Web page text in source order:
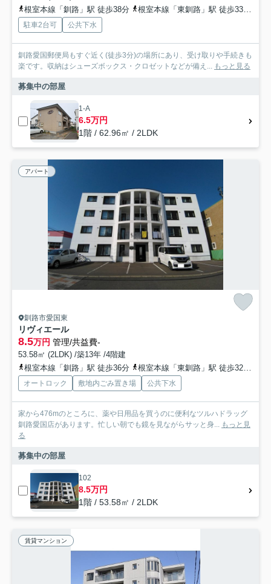
根室本線「釧路」駅 徒歩38分
根室本線「東釧路」駅 徒歩33分
駐車2台可 公共下水
釧路愛国郵便局もすぐ近く(徒歩3分)の場所にあり、受け取りや手続きも
楽です。収納はシューズボックス・クロゼットなどが備え... もっと見る
募集中の部屋
1-A
6.5万円
1階 / 62.96㎡ / 2LDK
アパート
釧路市愛国東
リヴィエール
8.5万円 管理/共益費-
53.58㎡ (2LDK) /築13年 /4階建
根室本線「釧路」駅 徒歩36分
根室本線「東釧路」駅 徒歩32分
オートロック 敷地内ごみ置き場 公共下水
家から476mのところに、薬や日用品を買うのに便利なツルハドラッグ
釧路愛国店があります。忙しい朝でも鏡を見ながらサッと身... もっと見
る
募集中の部屋
102
8.5万円
1階 / 53.58㎡ / 2LDK
賃貸マンション